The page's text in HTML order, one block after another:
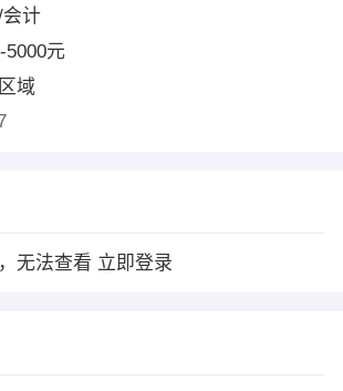
计
5000元
域
无法查看 立即登录